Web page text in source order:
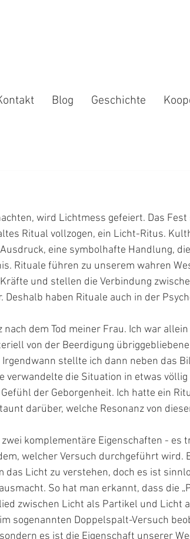
Blog Geschichte
wird Lichtmess gefeiert. Das
Ritual vollzogen, ein Licht-Ritus.
eine symbolhafte Handlung,
Rituale führen zu unserem wahren
und stellen die Verbindung
haben Rituale auch in der
dem Tod meiner Frau. Ich war
von der Beerdigung
stellte ich dann neben das
verwandelte die Situation in etwas völlig
der Geborgenheit. Ich hatte ein
darüber, welche Resonanz von
komplementäre Eigenschaften - es
welcher Versuch durchgeführt wird.
Licht zu verstehen, doch es ist
So hat man erkannt, dass die
zwischen Licht als Partikel und Licht
sogenannten Doppelspalt-Versuch
es ist die Eigenschaft unserer